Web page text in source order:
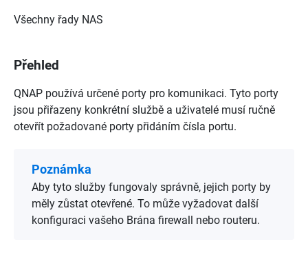
Všechny řady NAS
Přehled
QNAP používá určené porty pro komunikaci. Tyto porty
jsou přiřazeny konkrétní službě a uživatelé musí ručně
otevřít požadované porty přidáním čísla portu.
Poznámka
Aby tyto služby fungovaly správně, jejich porty by
měly zůstat otevřené. To může vyžadovat další
konfiguraci vašeho Brána firewall nebo routeru.